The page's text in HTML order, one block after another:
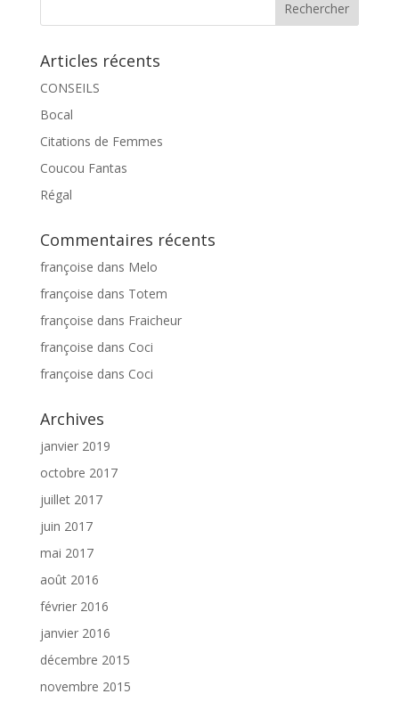
Articles récents
CONSEILS
Bocal
Citations de Femmes
Coucou Fantas
Régal
Commentaires récents
françoise dans Melo
françoise dans Totem
françoise dans Fraicheur
françoise dans Coci
françoise dans Coci
Archives
janvier 2019
octobre 2017
juillet 2017
juin 2017
mai 2017
août 2016
février 2016
janvier 2016
décembre 2015
novembre 2015